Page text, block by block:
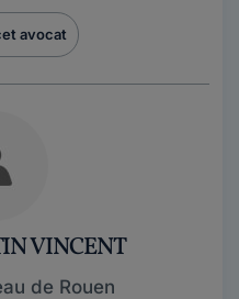
avocat
VINCENT
de Rouen